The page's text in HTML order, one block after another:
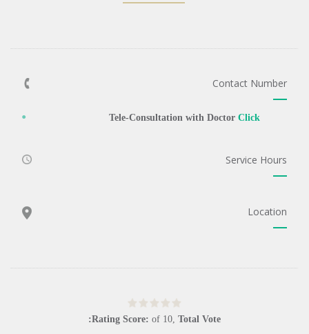
Contact Number
Tele-Consultation with Doctor Click
Service Hours
Location
Rating Score: of 10, Total Vote: